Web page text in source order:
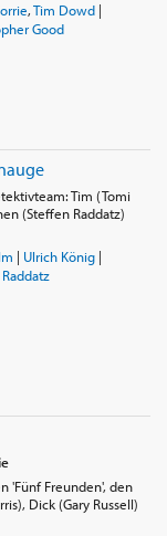
,Tim Dowd|
Good
Tim (Tomi
(Steffen Raddatz)
| Ulrich König|
'Fünf Freunden', den
Dick (Gary Russell)